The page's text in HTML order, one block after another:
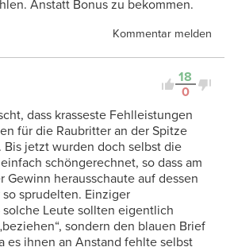
Anstatt Bonus zu bekommen.
Kommentar melden
18
0
dass krasseste Fehlleistungen
für die Raubritter an der Spitze
Bis jetzt wurden doch selbst die
schöngerechnet, so dass am
Gewinn herausschaute auf dessen
sprudelten. Einziger
Leute sollten eigentlich
sondern den blauen Brief
es ihnen an Anstand fehlte selbst